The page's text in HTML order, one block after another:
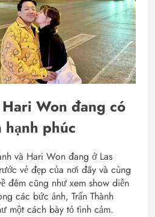
Hari Won đang có
hạnh phúc
và Hari Won đang ở Las
vẻ đẹp của nơi đây và cùng
đêm cũng như xem show diễn
các bức ảnh, Trấn Thành
một cách bày tỏ tình cảm.